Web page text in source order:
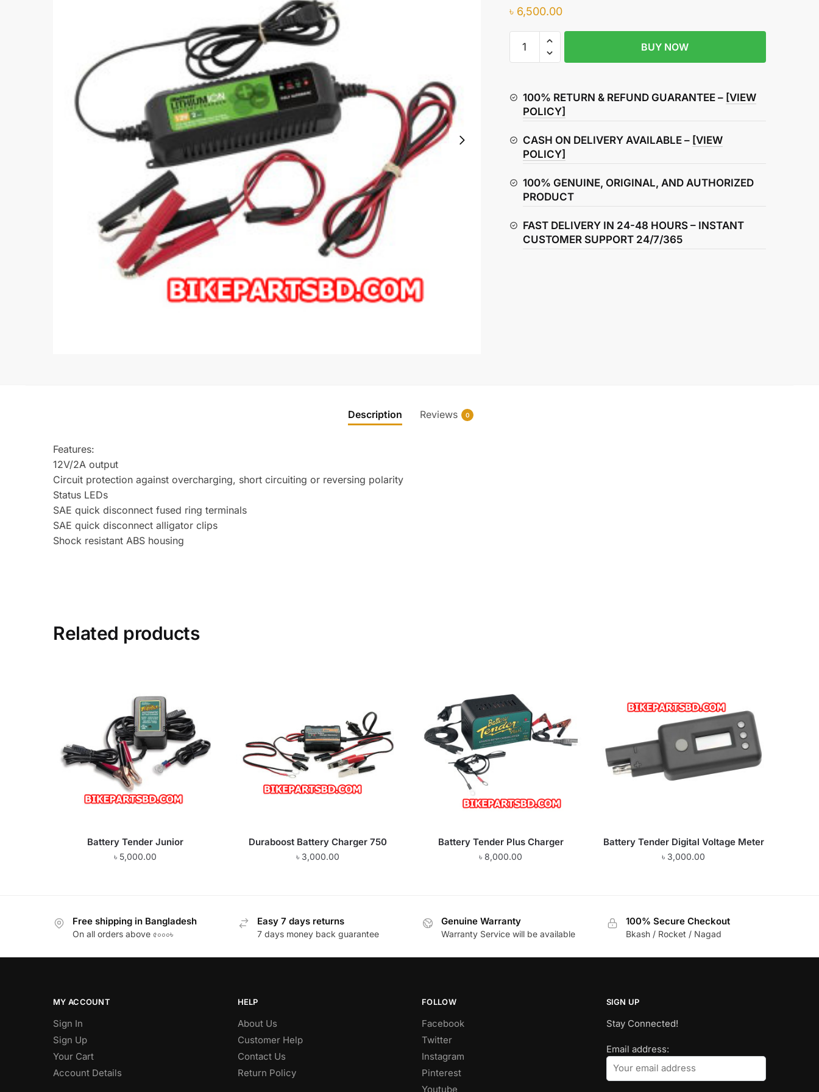
৳ 6,500.00
BikeMaster
Lithium
Charger
quantity
BUY NOW
100% RETURN & REFUND GUARANTEE – [VIEW
POLICY]
CASH ON DELIVERY AVAILABLE – [VIEW
POLICY]
100% GENUINE, ORIGINAL, AND AUTHORIZED
PRODUCT
FAST DELIVERY IN 24-48 HOURS – INSTANT
CUSTOMER SUPPORT 24/7/365
Description Reviews 0
Features:
12V/2A output
Circuit protection against overcharging, short circuiting or reversing polarity
Status LEDs
SAE quick disconnect fused ring terminals
SAE quick disconnect alligator clips
Shock resistant ABS housing
Related products
Battery Tender Junior
৳ 5,000.00
Duraboost Battery Charger 750
৳ 3,000.00
Battery Tender Plus Charger
৳8,000.00
Battery Tender Digital Voltage Meter
৳ 3,000.00
Free shipping in Bangladesh
On all orders above ৫০০০৳
Easy 7 days returns
7 days money back guarantee
Genuine Warranty
Warranty Service will be available
100% Secure Checkout
Bkash / Rocket / Nagad
MY ACCOUNT
Sign In
Sign Up
Your Cart
Account Details
HELP
About Us
Customer Help
Contact Us
Return Policy
FOLLOW
Facebook
Twitter
Instagram
Pinterest
Youtube
SIGN UP
Stay Connected!
Email address: